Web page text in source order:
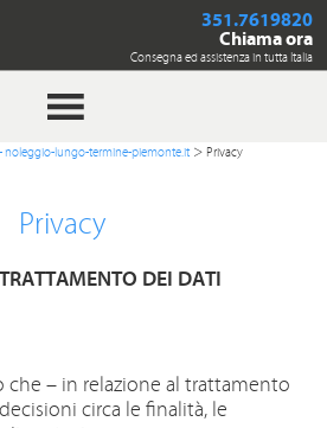
351.7619820
Chiama ora
Consegna ed assistenza in tutta Italia
noleggio-lungo-termine-piemonte.it> Privacy
Privacy
DEI DATI
che – in relazione al trattamento
circa le finalità, le